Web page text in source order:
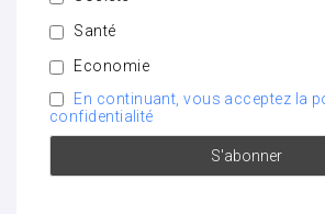
Santé
Economie
En continuant, vous acceptez la
confidentialité